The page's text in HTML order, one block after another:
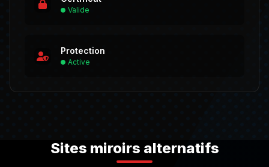
Valide
Protection
Active
Sites miroirs alternatifs